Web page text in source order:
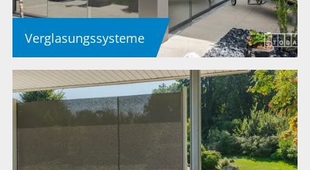
Verglasungssysteme